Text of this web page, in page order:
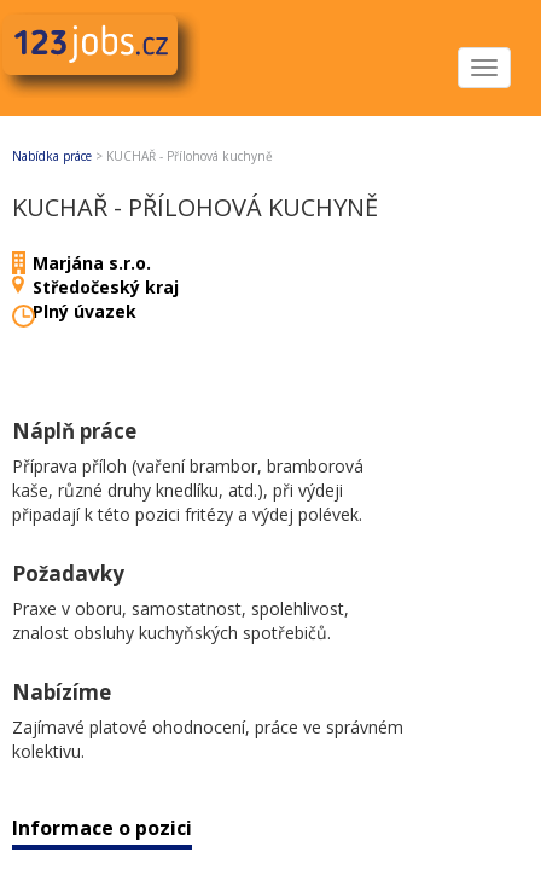
Toggle
Nabídka práce > KUCHAŘ - Přílohová kuchyně
KUCHAŘ - PŘÍLOHOVÁ KUCHYNĚ
Marjána s.r.o.
Středočeský kraj
Plný úvazek
Náplň práce
Příprava příloh (vaření brambor, bramborová
kaše, různé druhy knedlíku, atd.), při výdeji
připadají k této pozici fritézy a výdej polévek.
Požadavky
Praxe v oboru, samostatnost, spolehlivost,
znalost obsluhy kuchyňských spotřebičů.
Nabízíme
Zajímavé platové ohodnocení, práce ve správném
kolektivu.
Informace o pozici